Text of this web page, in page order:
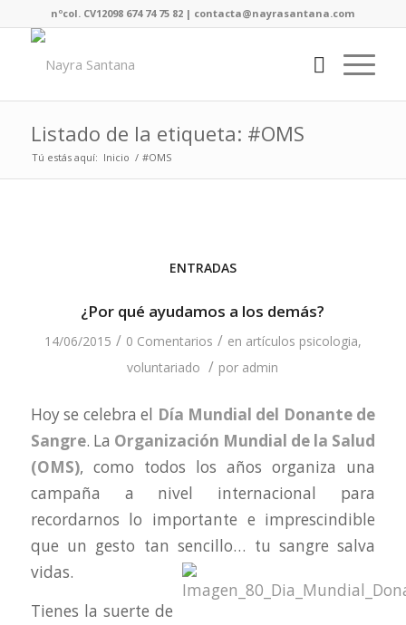
nºcol. CV12098 674 74 75 82 | contacta@nayrasantana.com
Listado de la etiqueta: #OMS
Tú estás aquí: Inicio / #OMS
ENTRADAS
¿Por qué ayudamos a los demás?
14/06/2015 / 0 Comentarios / en artículos psicologia,
voluntariado / por admin
Hoy se celebra el Día Mundial del Donante de
Sangre. La Organización Mundial de la Salud
(OMS), como todos los años organiza una
campaña a nivel internacional para
recordarnos lo importante e imprescindible
que un gesto tan sencillo… tu sangre salva
vidas.
Tienes la suerte de